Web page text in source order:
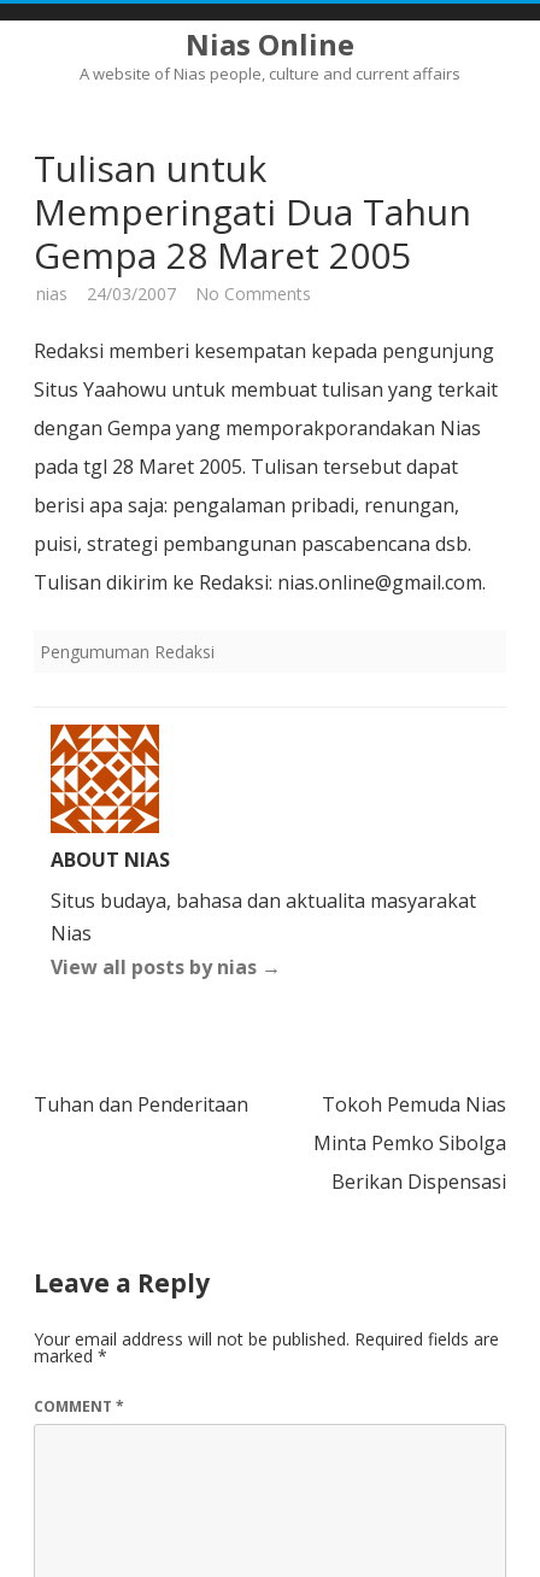
Nias Online
A website of Nias people, culture and current affairs
Tulisan untuk
Memperingati Dua Tahun
Gempa 28 Maret 2005
nias 24/03/2007 No Comments
Memperingati
Dua
Tahun
Gempa
Maret
2005
Redaksi memberi kesempatan kepada pengunjung
Situs Yaahowu untuk membuat tulisan yang terkait
dengan Gempa yang memporakporandakan Nias
pada tgl 28 Maret 2005. Tulisan tersebut dapat
berisi apa saja: pengalaman pribadi, renungan,
puisi, strategi pembangunan pascabencana dsb.
Tulisan dikirim ke Redaksi: nias.online@gmail.com.
Pengumuman Redaksi
ABOUT NIAS
Situs budaya, bahasa dan aktualita masyarakat
Nias
View all posts by nias →
Post
Tuhan dan Penderitaan
Tokoh Pemuda Nias
Minta Pemko Sibolga
Berikan Dispensasi
Leave a Reply
Your email address will not be published. Required fields are
marked *
COMMENT *